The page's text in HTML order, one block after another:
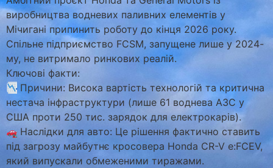
виробництва водневих паливних елементів у
Мічигані припинить роботу до кінця 2026 року.
Спільне підприємство FCSM, запущене лише у 2024-
му, не витримало ринкових реалій.
Ключові факти:
Причини: Висока вартість технологій та критична
нестача інфраструктури (лише 61 воднева АЗС у
США проти 250 тис. зарядок для електрокарів).
Наслідки для авто: Це рішення фактично ставить
під загрозу майбутнє кросовера Honda CR-V e:FCEV,
який випускали обмеженими тиражами.